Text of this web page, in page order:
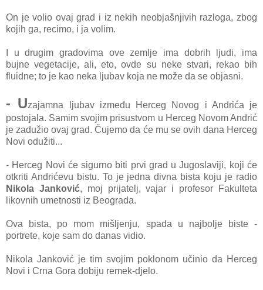
On je volio ovaj grad i iz nekih neobjašnjivih razloga, zbog
kojih ga, recimo, i ja volim.
I u drugim gradovima ove zemlje ima dobrih ljudi, ima
bujnevegetacije, ali, eto, ovde su neke stvari, rekao bih
fluidne; to je kao neka ljubav koja ne može da se objasni.
- Uzajamna ljubav između Herceg Novog i Andrića je
postojala. Samim svojim prisustvom u Herceg Novom Andrić
je zadužio ovaj grad. Čujemo da će mu se ovih dana Herceg
Novi odužiti...
- Herceg Novi će sigurno biti prvi grad u Jugoslaviji, koji će
otkriti Andrićevu bistu. To je jedna divna bista koju je radio
Nikola Janković, moj prijatelj, vajar i profesor Fakulteta
likovnih umetnosti iz Beograda.
Ova bista, po mom mišljenju, spada u najbolje biste -
portrete, koje sam do danas vidio.
Nikola Janković je tim svojim poklonom učinio da Herceg
Novi i Crna Gora dobiju remek-djelo.